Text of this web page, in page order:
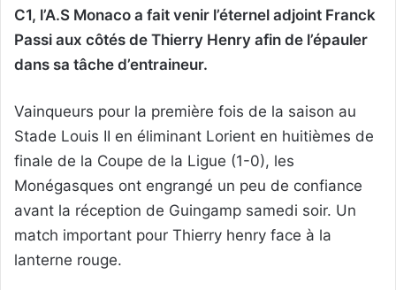
C1, l’A.S Monaco a fait venir l’éternel adjoint Franck
Passi aux côtés de Thierry Henry afin de l’épauler
dans sa tâche d’entraineur.
Vainqueurs pour la première fois de la saison au
Stade Louis II en éliminant Lorient en huitièmes de
finale de la Coupe de la Ligue (1-0), les
Monégasques ont engrangé un peu de confiance
avant la réception de Guingamp samedi soir. Un
match important pour Thierry henry face à la
lanterne rouge.